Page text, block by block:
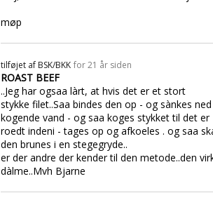
møp
tilføjet af BSK/BKK for 21 år siden
ROAST BEEF
..Jeg har ogsaa làrt, at hvis det er et stort
stykke filet..Saa bindes den op - og sànkes ned
kogende vand - og saa koges stykket til det er
roedt indeni - tages op og afkoeles . og saa
den brunes i en stegegryde..
er der andre der kender til den metode..den
dàlme..Mvh Bjarne